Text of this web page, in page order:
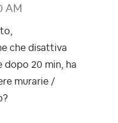
AM
che disattiva
20 min, ha
murarie /